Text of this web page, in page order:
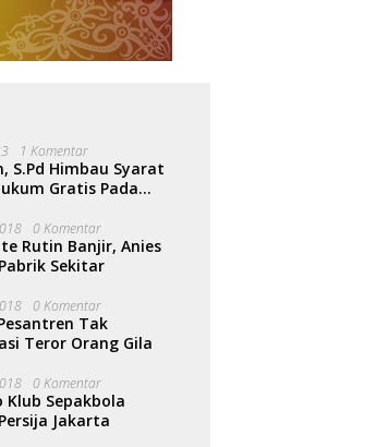
Suplai Demi Perlindungan
Pekerja
1 Komentar
S.Pd Himbau Syarat
Gratis Pada
0 Komentar
Rutin Banjir, Anies
Sekitar
0 Komentar
Tak
Teror Orang Gila
0 Komentar
Klub Sepakbola
Jakarta